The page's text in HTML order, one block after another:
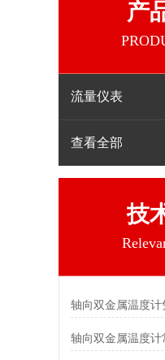
产
流量仪表
查看全部
技